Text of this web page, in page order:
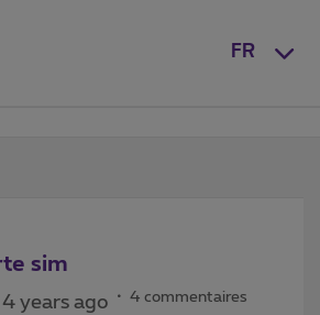
FR
sim
years ago 4 commentaires